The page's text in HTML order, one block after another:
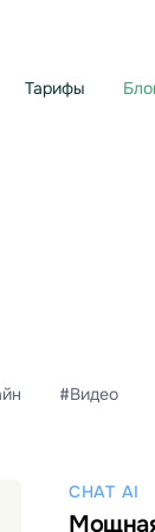
Тарифы
#Видео
CHAT AI